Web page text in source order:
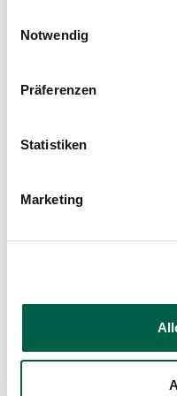
Notwendig
Präferenzen
Statistiken
Marketing
Was Sie über